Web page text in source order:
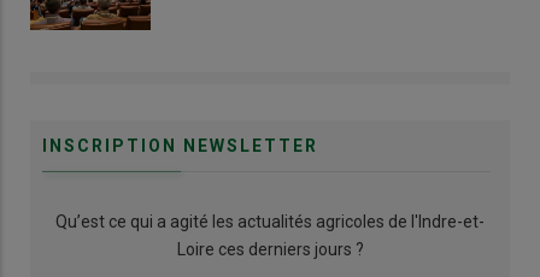
INSCRIPTION NEWSLETTER
Qu’est ce qui a agité les actualités agricoles de l'Indre-et-
Loire ces derniers jours ?